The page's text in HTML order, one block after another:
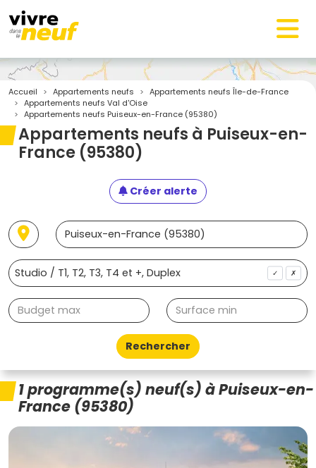
Accueil Appartements neufs
Appartements neufs Île-de-France
Appartements neufs Val d'Oise
Appartements neufs Puiseux-en-France (95380)
Appartements neufs à Puiseux-en-
France (95380)
Créer alerte
✓ ✗
Rechercher
1 programme(s) neuf(s) à Puiseux-en-
France (95380)